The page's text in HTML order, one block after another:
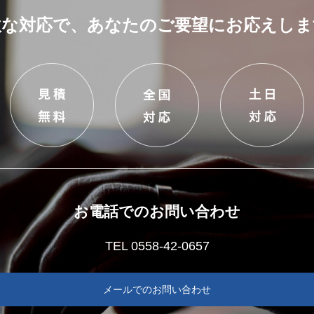
対応で、あなたのご要望にお応えし
お電話でのお問い合わせ
TEL 0558-42-0657
メールでのお問い合わせ